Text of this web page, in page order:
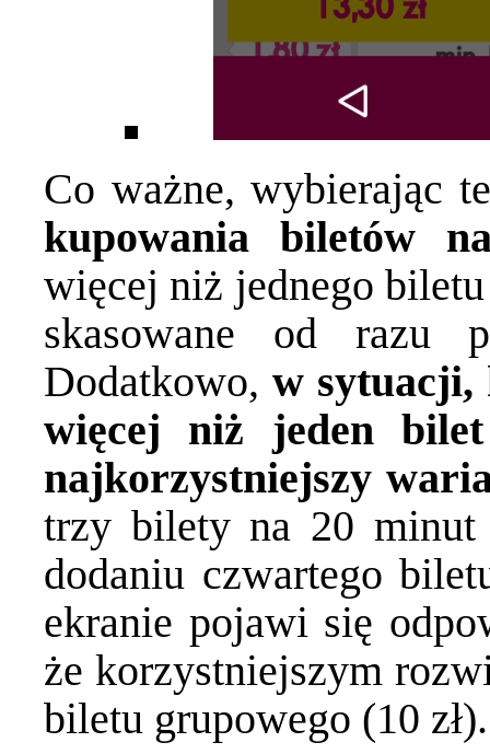
Co ważne, wybierając
kupowania biletów
więcej niż jednego
skasowane od razu
Dodatkowo, w sytuacji,
więcej niż jeden
najkorzystniejszy
trzy bilety na 20
dodaniu czwartego
ekranie pojawi się
że korzystniejszym
biletu grupowego (10